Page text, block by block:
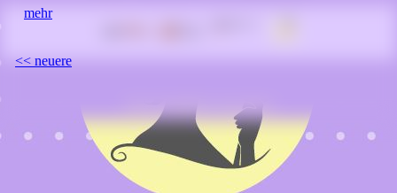
mehr
<< neuere